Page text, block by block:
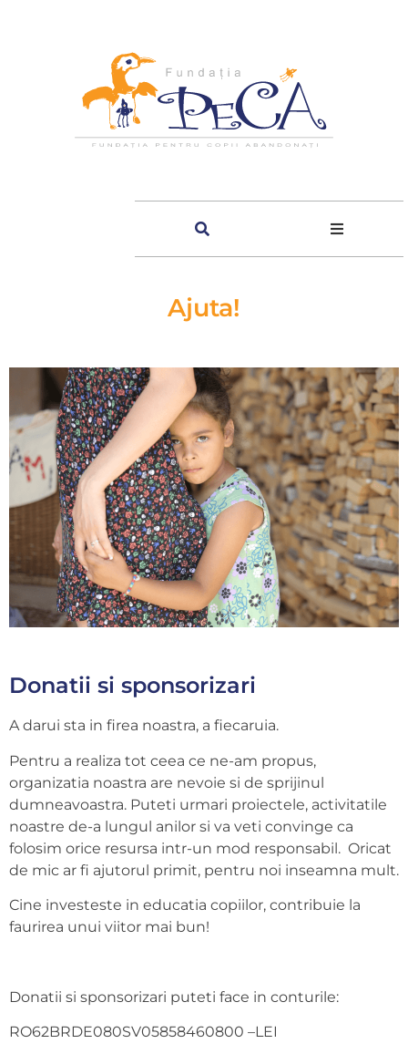
Ajuta!
Donatii si sponsorizari
A darui sta in firea noastra, a fiecaruia.
Pentru a realiza tot ceea ce ne-am propus,
organizatia noastra are nevoie si de sprijinul
dumneavoastra. Puteti urmari proiectele, activitatile
noastre de-a lungul anilor si va veti convinge ca
folosim orice resursa intr-un mod responsabil. Oricat
de mic ar fi ajutorul primit, pentru noi inseamna mult.
Cine investeste in educatia copiilor, contribuie la
faurirea unui viitor mai bun!
Donatii si sponsorizari puteti face in conturile:
RO62BRDE080SV05858460800 –LEI